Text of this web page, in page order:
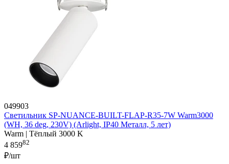
049903
Светильник SP-NUANCE-BUILT-FLAP-R35-7W Warm3000
(WH, 36 deg, 230V) (Arlight, IP40 Металл, 5 лет)
Warm | Тёплый 3000 K
4 85982
₽/шт